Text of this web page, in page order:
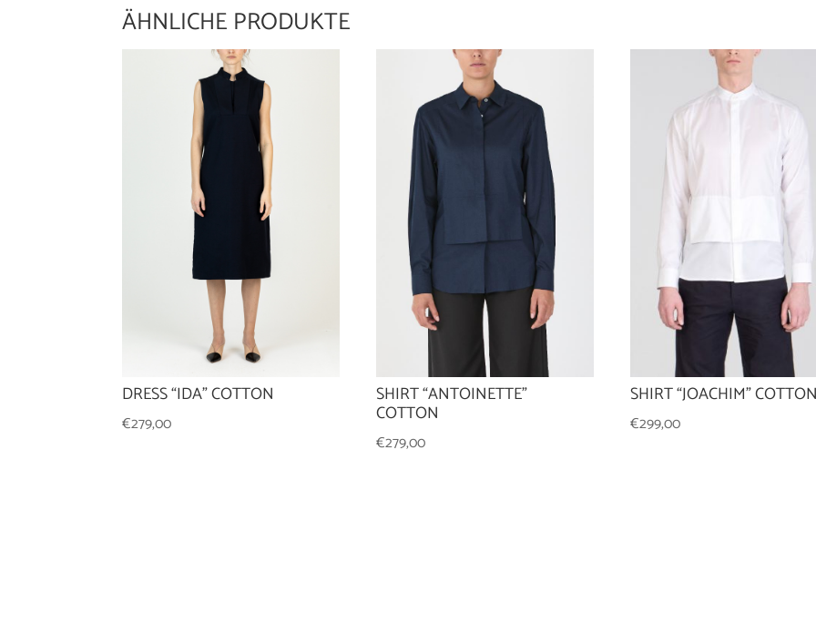
ÄHNLICHE PRODUKTE
DRESS “IDA” COTTON
€279,00
SHIRT “ANTOINETTE”
COTTON
€279,00
SHIRT “JOACHIM”
€299,00